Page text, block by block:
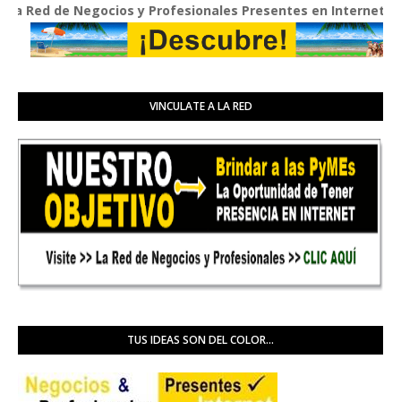
de Negocios y Profesionales Presentes en Internet
VINCULATE A LA RED
TUS IDEAS SON DEL COLOR...